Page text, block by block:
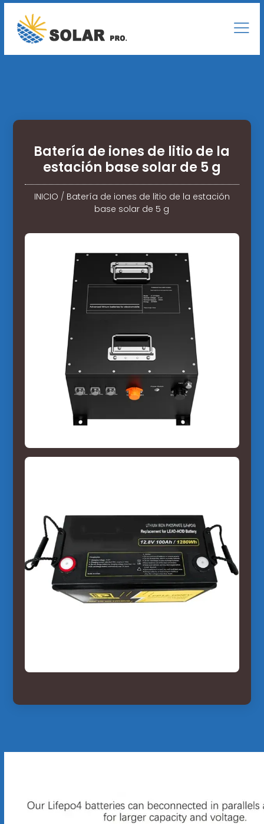
Batería de iones de litio de la
estación base solar de 5 g
INICIO / Batería de iones de litio de la estación
base solar de 5 g